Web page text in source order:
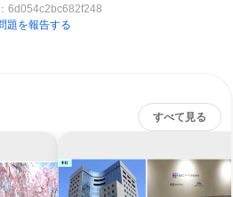
6d054c2bc682f248
題を報告する
すべて見る